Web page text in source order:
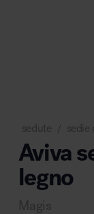
Area lounge e
sedute sedie
Aviva
legno
Magis